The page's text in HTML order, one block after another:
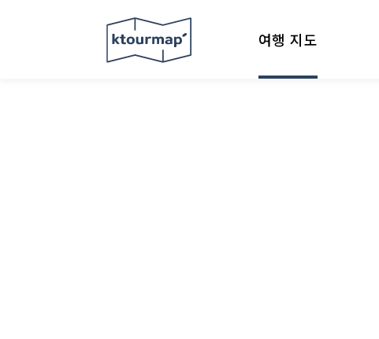
여행 지도